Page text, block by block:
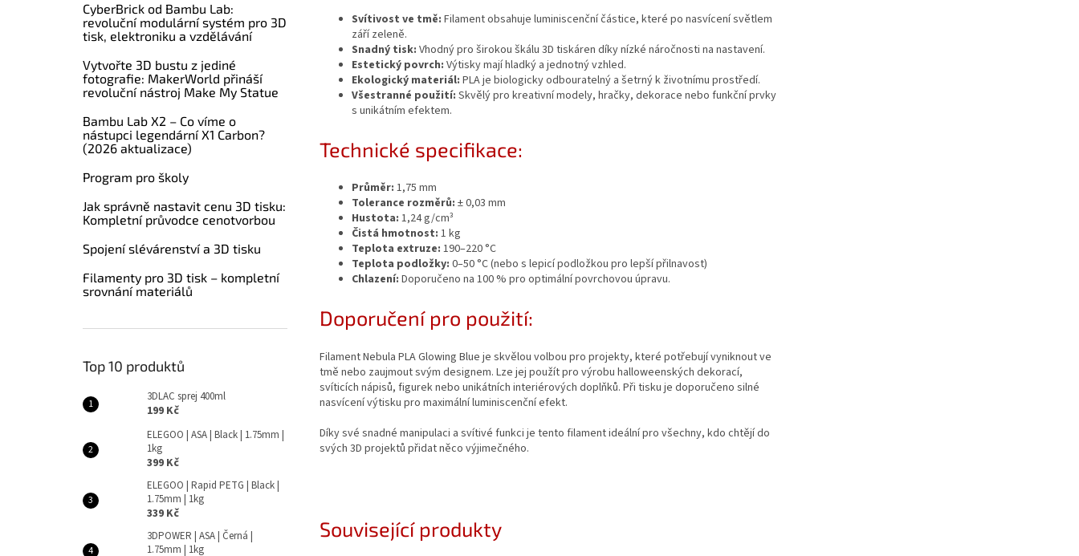
CyberBrick od Bambu Lab:
revoluční modulární systém pro 3D
tisk, elektroniku a vzdělávání
Vytvořte 3D bustu z jediné
fotografie: MakerWorld přináší
revoluční nástroj Make My Statue
Bambu Lab X2 – Co víme o
nástupci legendární X1 Carbon?
(2026 aktualizace)
Program pro školy
Jak správně nastavit cenu 3D tisku:
Kompletní průvodce cenotvorbou
Spojení slévárenství a 3D tisku
Filamenty pro 3D tisk – kompletní
srovnání materiálů
Top 10 produktů
3DLAC sprej 400ml
199 Kč
ELEGOO | ASA | Black | 1.75mm |
1kg
399 Kč
ELEGOO | Rapid PETG | Black |
1.75mm | 1kg
339 Kč
3DPOWER | ASA | Černá |
1.75mm | 1kg
Související produkty
Svítivost ve tmě: Filament obsahuje luminiscenční částice, které po nasvícení světlem
září zeleně.
Snadný tisk: Vhodný pro širokou škálu 3D tiskáren díky nízké náročnosti na nastavení.
Estetický povrch: Výtisky mají hladký a jednotný vzhled.
Ekologický materiál: PLA je biologicky odbouratelný a šetrný k životnímu prostředí.
Všestranné použití: Skvělý pro kreativní modely, hračky, dekorace nebo funkční prvky
s unikátním efektem.
Technické specifikace:
Průměr: 1,75 mm
Tolerance rozměrů: ± 0,03 mm
Hustota: 1,24 g/cm³
Čistá hmotnost: 1 kg
Teplota extruze: 190–220 °C
Teplota podložky: 0–50 °C (nebo s lepicí podložkou pro lepší přilnavost)
Chlazení: Doporučeno na 100 % pro optimální povrchovou úpravu.
Doporučení pro použití:
Filament Nebula PLA Glowing Blue je skvělou volbou pro projekty, které potřebují vyniknout ve
tmě nebo zaujmout svým designem. Lze jej použít pro výrobu halloweenských dekorací,
svíticích nápisů, figurek nebo unikátních interiérových doplňků. Při tisku je doporučeno silné
nasvícení výtisku pro maximální luminiscenční efekt.
Díky své snadné manipulaci a svítivé funkci je tento filament ideální pro všechny, kdo chtějí do
svých 3D projektů přidat něco výjimečného.